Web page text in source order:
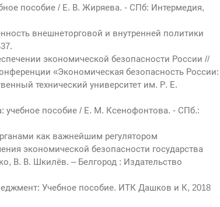
пособие / Е. В. Жиряева. - СПб: Интермедия,
внешнеторговой и внутренней политики
экономической безопасности России //
«Экономическая безопасность России:
технический университет им. Р. Е.
пособие / Е. М. Ксенофонтова. - СПб.:
как важнейшим регулятором
экономической безопасности государства
В. В. Шкилёв. – Белгород : Издательство
Учебное пособие. ИТК Дашков и К, 2018